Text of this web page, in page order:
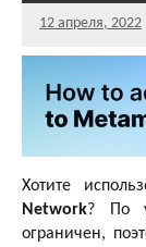
12 апреля, 2022
Хотите
Network? По
ограничен,